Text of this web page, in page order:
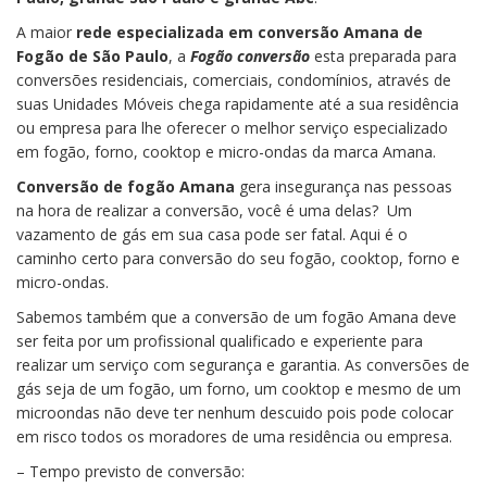
A maior rede especializada em conversão Amana de
Fogão de São Paulo, a Fogão conversão esta preparada para
conversões residenciais, comerciais, condomínios, através de
suas Unidades Móveis chega rapidamente até a sua residência
ou empresa para lhe oferecer o melhor serviço especializado
em fogão, forno, cooktop e micro-ondas da marca Amana.
Conversão de fogão Amana gera insegurança nas pessoas
na hora de realizar a conversão, você é uma delas? Um
vazamento de gás em sua casa pode ser fatal. Aqui é o
caminho certo para conversão do seu fogão, cooktop, forno e
micro-ondas.
Sabemos também que a conversão de um fogão Amana deve
ser feita por um profissional qualificado e experiente para
realizar um serviço com segurança e garantia. As conversões de
gás seja de um fogão, um forno, um cooktop e mesmo de um
microondas não deve ter nenhum descuido pois pode colocar
em risco todos os moradores de uma residência ou empresa.
– Tempo previsto de conversão: